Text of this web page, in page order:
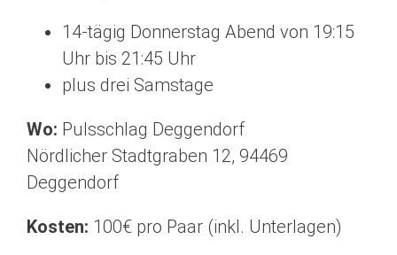
14-tägig Donnerstag Abend von 19:15
Uhr bis 21:45 Uhr
plus drei Samstage
Wo: Pulsschlag Deggendorf
Nördlicher Stadtgraben 12, 94469
Deggendorf
Kosten: 100€ pro Paar (inkl. Unterlagen)